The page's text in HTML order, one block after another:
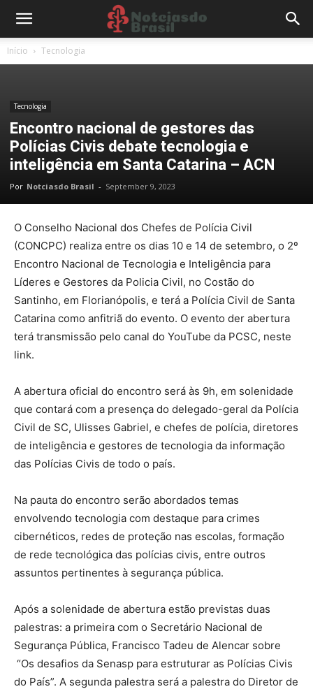
Início Tecnologia
Tecnologia
Encontro nacional de gestores das
Polícias Civis debate tecnologia e
inteligência em Santa Catarina – ACN
Por Notciasdo Brasil - September 9, 2023
O Conselho Nacional dos Chefes de Polícia Civil
(CONCPC) realiza entre os dias 10 e 14 de setembro, o 2º
Encontro Nacional de Tecnologia e Inteligência para
Líderes e Gestores da Policia Civil, no Costão do
Santinho, em Florianópolis, e terá a Polícia Civil de Santa
Catarina como anfitriã do evento. O evento der abertura
terá transmissão pelo canal do YouTube da PCSC, neste
link.
A abertura oficial do encontro será às 9h, em solenidade
que contará com a presença do delegado-geral da Polícia
Civil de SC, Ulisses Gabriel, e chefes de polícia, diretores
de inteligência e gestores de tecnologia da informação
das Polícias Civis de todo o país.
Na pauta do encontro serão abordados temas
envolvendo tecnologia com destaque para crimes
cibernéticos, redes de proteção nas escolas, formação
de rede tecnológica das polícias civis, entre outros
assuntos pertinentes à segurança pública.
Após a solenidade de abertura estão previstas duas
palestras: a primeira com o Secretário Nacional de
Segurança Pública, Francisco Tadeu de Alencar sobre
“Os desafios da Senasp para estruturar as Polícias Civis
do País”. A segunda palestra será a palestra do Diretor de